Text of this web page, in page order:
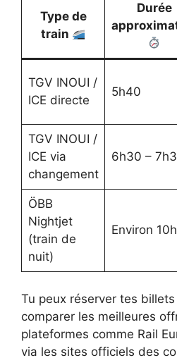
Type de
train
Durée
TGV INOUI /
ICE directe
5h40
TGV INOUI /
ICE via
changement
6h30 –
ÖBB
Nightjet
(train de
nuit)
Environ
Tu peux réserver tes
comparer les meilleures
plateformes comme Rail
via les sites officiels des